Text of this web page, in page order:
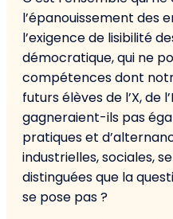
l’épanouissement des
l’exigence de lisibilité
démocratique, qui ne
compétences dont
futurs élèves de l’X, de
gagneraient-ils pas
pratiques et
industrielles, sociales,
distinguées que la
se pose pas ?